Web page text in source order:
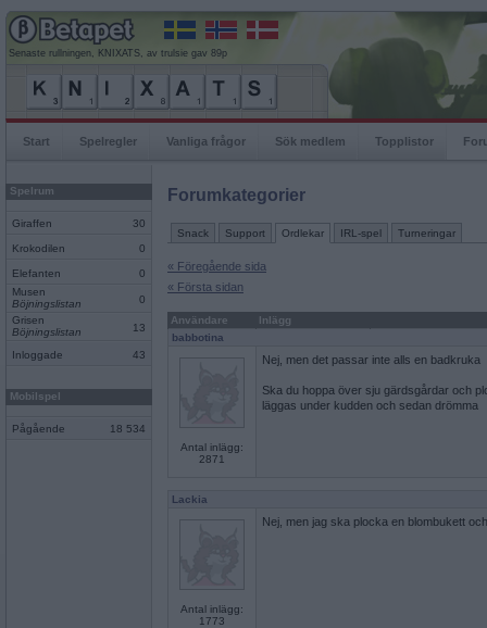
Senaste rullningen, KNIXATS, av trulsie gav 89p
Start Spelregler Vanliga frågor Sök medlem Topplistor
Spelrum
Giraffen 30
Krokodilen 0
Elefanten
0
Musen
Böjningslistan
0
Grisen
Böjningslistan
13
Inloggade 43
Mobilspel
Pågående 18 534
Forumkategorier
Snack Support Ordlekar IRL-spel Turneringar
« Föregående sida
« Första sidan
Användare
Inlägg
babbotina
Antal inlägg:
2871
Nej, men det passar inte alls en badkruka
Ska du hoppa över sju gärdsgårdar och
läggas under kudden och sedan drömma
Lackia
Antal inlägg:
1773
Nej, men jag ska plocka en blombukett